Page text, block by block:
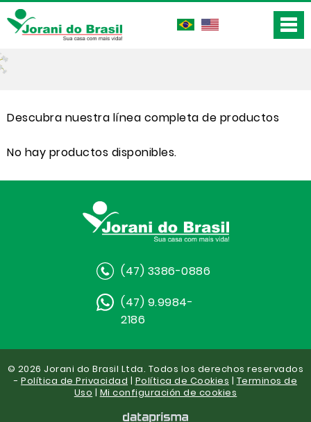
Descubra nuestra línea completa de productos
No hay productos disponibles.
(47) 3386-0886
(47) 9.9984-
2186
© 2026 Jorani do Brasil Ltda. Todos los derechos reservados
- Política de Privacidad | Política de Cookies | Terminos de
Uso | Mi configuración de cookies